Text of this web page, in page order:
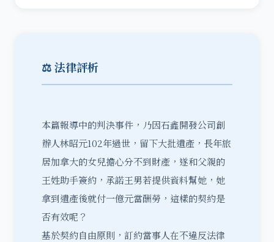
⚖️ 法律評析
本篇報導中的判決事件，乃因石鑫開發公司創
辦人林昭元102年過世，留下大批遺產，長年旅
居加拿大的女兒擔心分不到財產，遂和父親的
王姓助手簽約，承諾王男若提供資料幫她，她
拿到遺產後就付一億元當酬勞，這樣的契約是
否有效呢？
基於契約自由原則，訂約當事人在不違反法律